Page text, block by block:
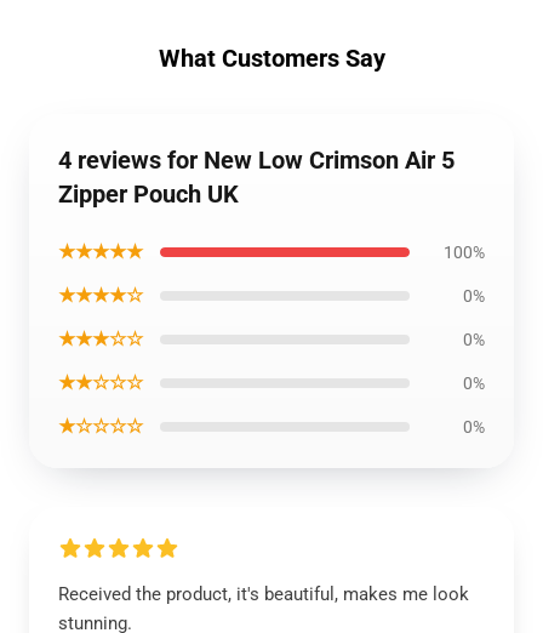
What Customers Say
4 reviews for New Low Crimson Air 5
Zipper Pouch UK
★★★★★ 100%
★★★★☆ 0%
★★★☆☆ 0%
★★☆☆☆ 0%
★☆☆☆☆ 0%
Received the product, it's beautiful, makes me look
stunning.